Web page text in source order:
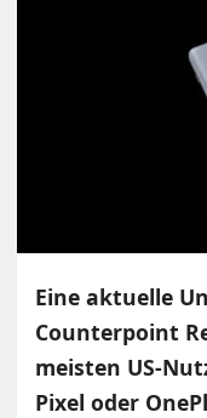
Eine aktuelle
Counterpoint
meisten US-
Pixel oder